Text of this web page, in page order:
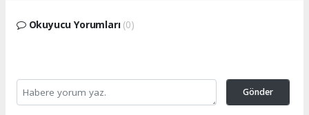
Okuyucu Yorumları (0)
Gönder